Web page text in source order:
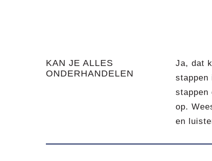
KAN JE ALLES
ONDERHANDELEN
Ja, dat
stappen
stappen
op.
en